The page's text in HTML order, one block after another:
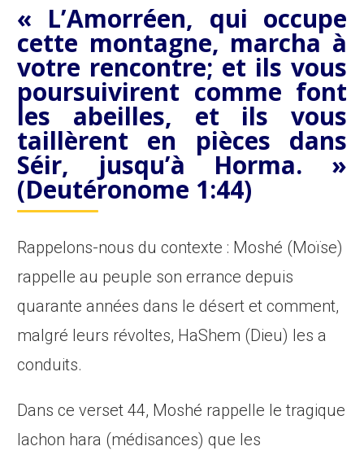
« L’Amorréen, qui occupe
cette montagne, marcha à
votre rencontre; et ils vous
poursuivirent comme font
les abeilles, et ils vous
taillèrent en pièces dans
Séir, jusqu’à Horma. »
(Deutéronome 1:44)
Rappelons-nous du contexte : Moshé (Moïse)
rappelle au peuple son errance depuis
quarante années dans le désert et comment,
malgré leurs révoltes, HaShem (Dieu) les a
conduits.
Dans ce verset 44, Moshé rappelle le tragique
lachon hara (médisances) que les